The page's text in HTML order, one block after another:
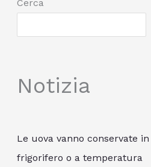
Cerca
Notizia
Le uova vanno conservate in
frigorifero o a temperatura